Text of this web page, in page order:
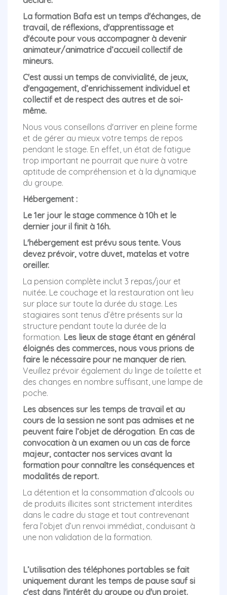
La formation Bafa est un temps d'échanges, de
travail, de réflexions, d'apprentissage et
d'écoute pour vous accompagner à devenir
animateur/animatrice d’accueil collectif de
mineurs.
C'est aussi un temps de convivialité, de jeux,
d'engagement, d’enrichissement individuel et
collectif et de respect des autres et de soi-
même.
Nous vous conseillons d'arriver en pleine forme
et de gérer au mieux votre temps de repos
pendant le stage. En effet, un état de fatigue
trop important ne pourrait que nuire à votre
aptitude de compréhension et à la dynamique
du groupe.
Hébergement :
Le 1er jour le stage commence à 10h et le
dernier jour il finit à 16h.
L'hébergement est prévu sous tente. Vous
devez prévoir, votre duvet, matelas et votre
oreiller.
La pension complète inclut 3 repas/jour et
nuitée. Le couchage et la restauration ont lieu
sur place sur toute la durée du stage. Les
stagiaires sont tenus d’être présents sur la
structure pendant toute la durée de la
formation. Les lieux de stage étant en général
éloignés des commerces, nous vous prions de
faire le nécessaire pour ne manquer de rien.
Veuillez prévoir également du linge de toilette et
des changes en nombre suffisant, une lampe de
poche.
Les absences sur les temps de travail et au
cours de la session ne sont pas admises et ne
peuvent faire l’objet de dérogation. En cas de
convocation à un examen ou un cas de force
majeur, contacter nos services avant la
formation pour connaître les conséquences et
modalités de report.
La détention et la consommation d’alcools ou
de produits illicites sont strictement interdites
dans le cadre du stage et tout contrevenant
fera l’objet d’un renvoi immédiat, conduisant à
une non validation de la formation.
L’utilisation des téléphones portables se fait
uniquement durant les temps de pause sauf si
c'est dans l'intérêt du groupe ou d'un projet.